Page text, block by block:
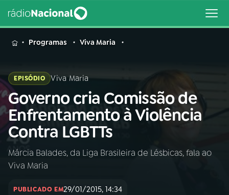
MENU
Buscar
na
Rádio
Nacional
Buscar
AO VIVO
INÍCIO
Programas Viva Maria
EPISÓDIO Viva Maria
Governo cria Comissão de
Enfrentamento à Violência
Contra LGBTTs
Márcia Balades, da Liga Brasileira de Lésbicas, fala ao
Viva Maria
PUBLICADO EM29/01/2015, 14:34